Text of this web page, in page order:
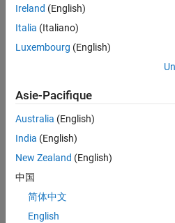
recherche
ou
afficher
l’ensemble
d'emploi.
malgré
tout
vous
trouvez
pas
d'offre
Ireland (English)
Italia (Italiano)
Luxembourg (English)
Asie-Pacifique
Australia (English)
India (English)
New Zealand (English)
中国
简体中文
English